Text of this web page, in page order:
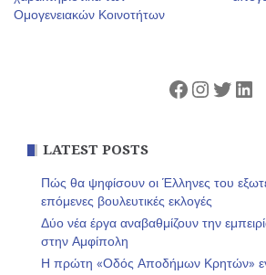
άρθρων
Ομογενειακών Κοινοτήτων
Facebook
Twitter
LATEST POSTS
Πώς θα ψηφίσουν οι Έλληνες του
επόμενες βουλευτικές εκλογές
Δύο νέα έργα αναβαθμίζουν την
στην Αμφίπολη
Η πρώτη «Οδός Αποδήμων Κρητών»